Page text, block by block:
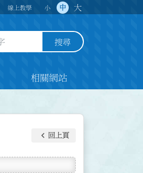
線上教學 小 中 大
搜尋
相關網站
keyboard_arrow_left 回上頁